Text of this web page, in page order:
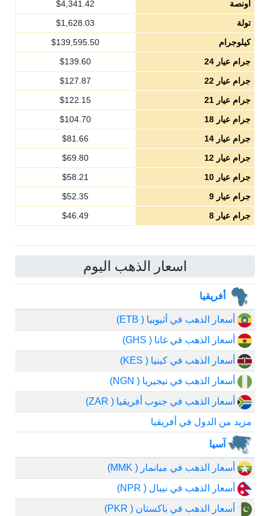
أونصة $4,341.42
تولة
$1,628.03
كيلوجرام
$139,595.50
جرام عيار 24
$139.60
جرام عيار 22
$127.87
جرام عيار 21
$122.15
جرام عيار 18
$104.70
جرام عيار 14
$81.66
جرام عيار 12
$69.80
جرام عيار 10
$58.21
جرام عيار 9
$52.35
جرام عيار 8
$46.49
اسعار الذهب اليوم
أفريقيا
أسعار الذهب في أثيوبيا ( ETB)
أسعار الذهب في غانا ( GHS)
أسعار الذهب في كينيا ( KES)
أسعار الذهب في نيجيريا ( NGN)
أسعار الذهب في جنوب أفريقيا ( ZAR)
مزيد من الدول في أفريقيا
آسيا
أسعار الذهب في ميانمار ( MMK)
أسعار الذهب في نيبال ( NPR)
أسعار الذهب في باكستان ( PKR)